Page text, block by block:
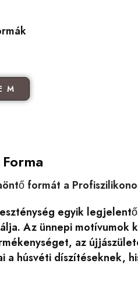
formát a
egyik
Az ünnepi motívumok
az
húsvéti díszítéseknek,